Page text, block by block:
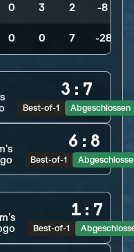
0 3 2 -8
0 0 7 -28
3 : 7
Best-of-1 Abgeschlossen
6 : 8
Best-of-1
1 : 7
Best-of-1